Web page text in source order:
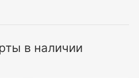
в наличии